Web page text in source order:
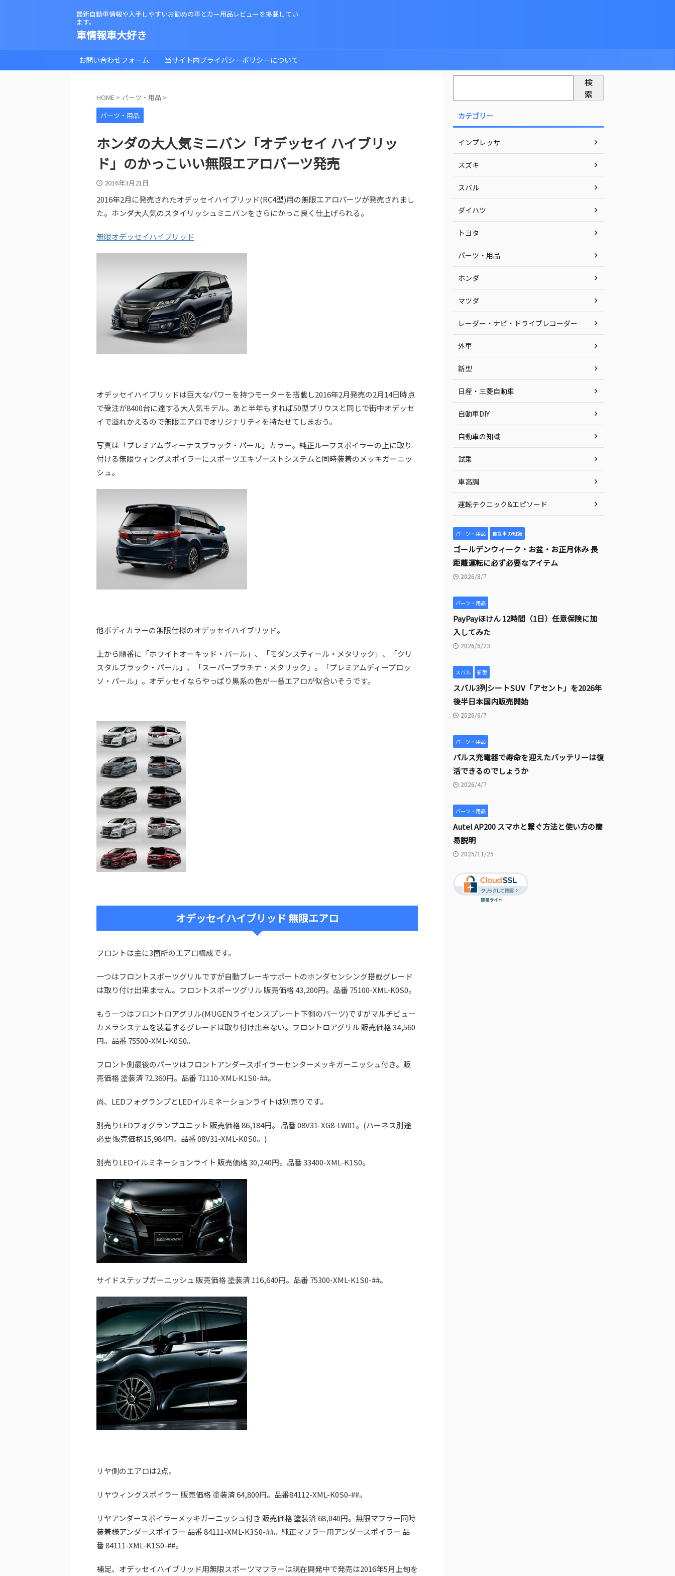
最新自動車情報や入手しやすいお勧めの車とカー用品レビューを掲載してい
ます。
車情報車大好き
お問い合わせフォーム 当サイト内プライバシーポリシーについて
HOME > パーツ・用品 >
パーツ・用品
ホンダの大人気ミニバン「オデッセイ ハイブリッ
ド」のかっこいい無限エアロバーツ発売
2016年3月21日
2016年2月に発売されたオデッセイハイブリッド(RC4型)用の無限エアロパーツが発売されまし
た。ホンダ大人気のスタイリッシュミニバンをさらにかっこ良く仕上げられる。
無限オデッセイハイブリッド
オデッセイハイブリッドは巨大なパワーを持つモーターを搭載し2016年2月発売の2月14日時点
で受注が8400台に達する大人気モデル。あと半年もすれば50型プリウスと同じで街中オデッセ
イで溢れかえるので無限エアロでオリジナリティを持たせてしまおう。
写真は「プレミアムヴィーナスブラック・パール」カラー。純正ルーフスポイラーの上に取り
付ける無限ウィングスポイラーにスポーツエキゾーストシステムと同時装着のメッキガーニッ
シュ。
他ボディカラーの無限仕様のオデッセイハイブリッド。
上から順番に「ホワイトオーキッド・パール」、「モダンスティール・メタリック」、「クリ
スタルブラック・パール」、「スーパープラチナ・メタリック」。「プレミアムディープロッ
ソ・パール」。オデッセイならやっぱり黒系の色が一番エアロが似合いそうです。
オデッセイハイブリッド 無限エアロ
フロントは主に3箇所のエアロ構成です。
一つはフロントスポーツグリルですが自動ブレーキサポートのホンダセンシング搭載グレード
は取り付け出来ません。フロントスポーツグリル 販売価格 43,200円。品番 75100-XML-K0S0。
もう一つはフロントロアグリル(MUGENライセンスプレート下側のパーツ)ですがマルチビュー
カメラシステムを装着するグレードは取り付け出来ない。フロントロアグリル 販売価格 34,560
円。品番 75500-XML-K0S0。
フロント側最後のパーツはフロントアンダースポイラーセンターメッキガーニッシュ付き。販
売価格 塗装済 72.360円。品番 71110-XML-K1S0-##。
尚、LEDフォグランプとLEDイルミネーションライトは別売りです。
別売りLEDフォグランプユニット 販売価格 86,184円。 品番 08V31-XG8-LW01。(ハーネス別途
必要 販売価格15,984円。品番 08V31-XML-K0S0。)
別売りLEDイルミネーションライト 販売価格 30,240円。品番 33400-XML-K1S0。
サイドステップガーニッシュ 販売価格 塗装済 116,640円。品番 75300-XML-K1S0-##。
リヤ側のエアロは2点。
リヤウィングスポイラー 販売価格 塗装済 64,800円。品番84112-XML-K0S0-##。
リヤアンダースポイラーメッキガーニッシュ付き 販売価格 塗装済 68,040円。無限マフラー同時
装着様アンダースポイラー 品番 84111-XML-K3S0-##。純正マフラー用アンダースポイラー 品
番 84111-XML-K1S0-##。
補足、オデッセイハイブリッド用無限スポーツマフラーは現在開発中で発売は2016年5月上旬を
検
索
カテゴリー
インプレッサ
スズキ
スバル
ダイハツ
トヨタ
パーツ・用品
ホンダ
マツダ
レーダー・ナビ・ドライブレコーダー
外車
新型
日産・三菱自動車
自動車DIY
自動車の知識
試乗
車高調
運転テクニック&エピソード
パーツ・用品 自動車の知識
ゴールデンウィーク・お盆・お正月休み 長
距離運転に必ず必要なアイテム
2026/8/7
パーツ・用品
PayPayほけん 12時間（1日）任意保険に加
入してみた
2026/6/23
スバル 新型
スバル3列シートSUV「アセント」を2026年
後半日本国内販売開始
2026/6/7
パーツ・用品
パルス充電器で寿命を迎えたバッテリーは復
活できるのでしょうか
2026/4/7
パーツ・用品
Autel AP200 スマホと繋ぐ方法と使い方の簡
易説明
2025/11/25